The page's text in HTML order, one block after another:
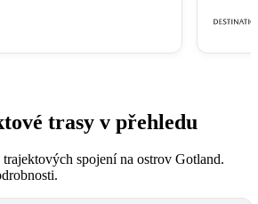
trasy v přehledu
spojení na ostrov Gotland.